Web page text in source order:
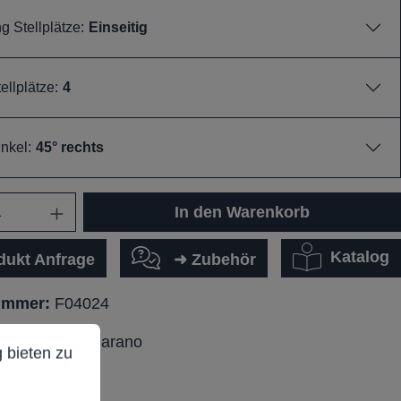
Stellplätze: Einseitig
4
45° rechts
In den Warenkorb
Anfrage ➜ Zubehör Katalog
F04024
Marano
zu können.
bieten zu